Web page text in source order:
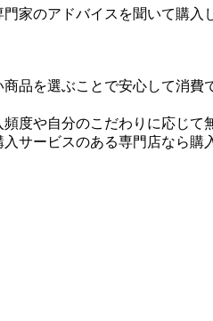
家のアドバイスを聞いて購入
品を選ぶことで安心して消
度や自分のこだわりに応じて
サービスのある専門店なら